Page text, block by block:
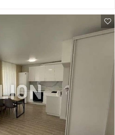
та унеможливлює
та меблі відомих
житловий комплекс комфорт-
Територія комплексу
сервіс, магазини, кава, дитячі
1098769